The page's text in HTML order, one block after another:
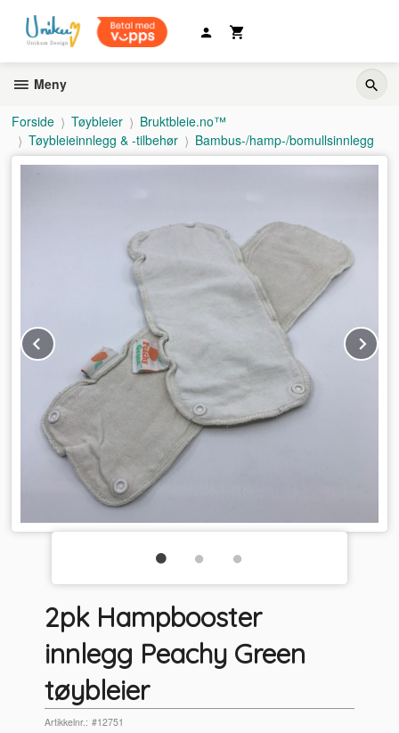
innholdet
Meny
Forside Tøybleier
Bruktbleie.no™
Tøybleieinnlegg & -tilbehør
Bambus-/hamp-/bomullsinnlegg
Prev
2pk Hampbooster
innlegg Peachy Green
tøybleier
Artikkelnr.: #12751